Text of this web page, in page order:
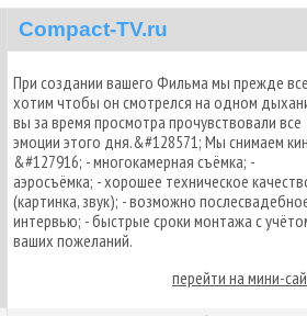
Compact-TV.ru
При создании вашего Фильма мы прежде
хотим чтобы он смотрелся на одном
вы за время просмотра прочувствовали все
эмоции этого дня.&#128571; Мы снимаем
&#127916; - многокамерная съёмка; -
аэросъёмка; - хорошее техническое
(картинка, звук); - возможно
интервью; - быстрые сроки монтажа с
ваших пожеланий.
перейти на мини-